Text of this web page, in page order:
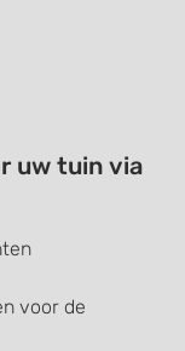
uw tuin via
voor de